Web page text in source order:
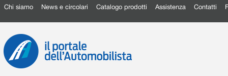
Chi siamo News e circolari Catalogo prodotti Assistenza Contatti